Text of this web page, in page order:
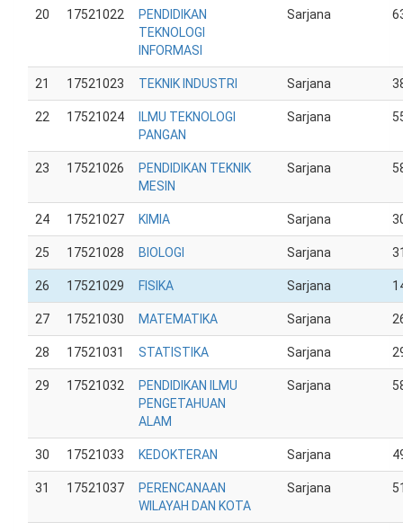
20 17521022
PENDIDIKAN
TEKNOLOGI
INFORMASI
Sarjana
21 17521023 TEKNIK INDUSTRI Sarjana
22 17521024
ILMU TEKNOLOGI
PANGAN
Sarjana
23 17521026
PENDIDIKAN TEKNIK
MESIN
Sarjana
24 17521027 KIMIA Sarjana
25 17521028 BIOLOGI Sarjana
26 17521029 FISIKA Sarjana
27 17521030 MATEMATIKA Sarjana
28 17521031 STATISTIKA Sarjana
29 17521032
PENDIDIKAN ILMU
PENGETAHUAN
ALAM
Sarjana
30 17521033 KEDOKTERAN Sarjana
31 17521037
PERENCANAAN
WILAYAH DAN KOTA
Sarjana